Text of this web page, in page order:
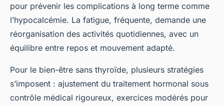
pour prévenir les complications à long terme comme
l’hypocalcémie. La fatigue, fréquente, demande une
réorganisation des activités quotidiennes, avec un
équilibre entre repos et mouvement adapté.
Pour le bien-être sans thyroïde, plusieurs stratégies
s’imposent : ajustement du traitement hormonal sous
contrôle médical rigoureux, exercices modérés pour